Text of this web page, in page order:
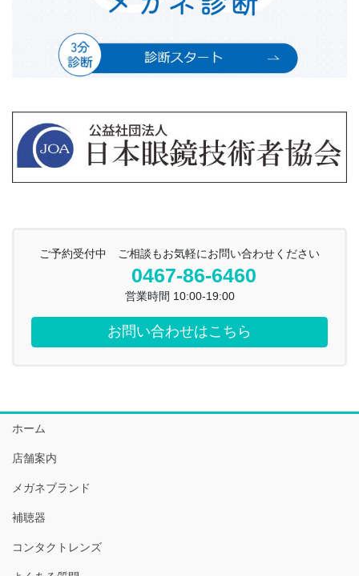
ご予約受付中 ご相談もお気軽にお問い合わせください
0467-86-6460
営業時間 10:00-19:00
お問い合わせはこちら
ホーム
店舗案内
メガネブランド
補聴器
コンタクトレンズ